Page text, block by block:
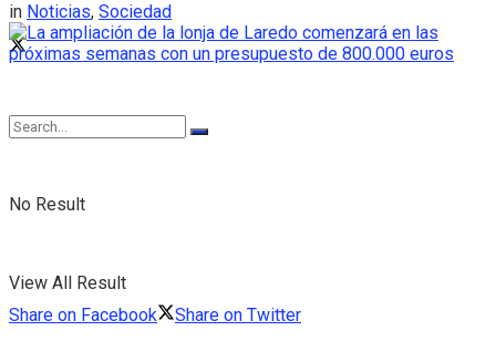
No Result
View All Result
in Noticias, Sociedad
Share on Facebook Share on Twitter